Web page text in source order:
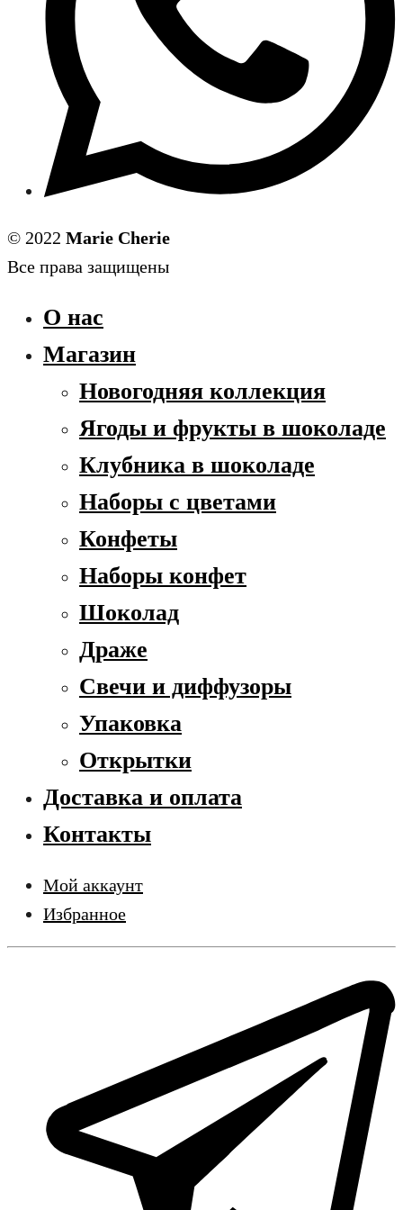
© 2022 Marie Cherie
Все права защищены
О нас
Магазин
Новогодняя коллекция
Ягоды и фрукты в шоколаде
Клубника в шоколаде
Наборы с цветами
Конфеты
Наборы конфет
Шоколад
Драже
Свечи и диффузоры
Упаковка
Открытки
Доставка и оплата
Контакты
Мой аккаунт
Избранное